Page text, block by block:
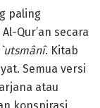
paling
Qur’an secara
. Kitab
Semua versi
atau